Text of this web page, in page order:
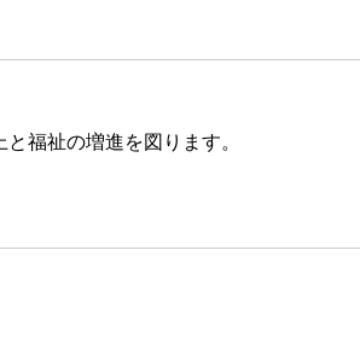
福祉の増進を図ります。